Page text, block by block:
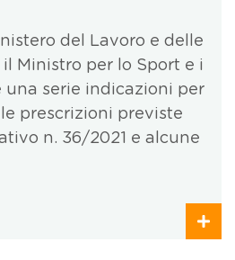
del Lavoro e delle
Ministro per lo Sport e i
una serie indicazioni per
prescrizioni previste
n. 36/2021 e alcune